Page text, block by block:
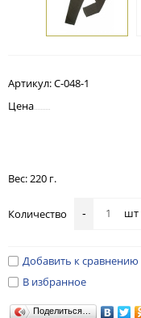
Артикул:С-048-1
Цена
Вес: 220 г.
Количество - шт
Добавить к сравнению
В избранное
Поделиться…